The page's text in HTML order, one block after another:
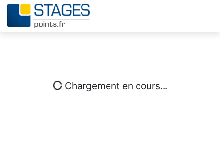
Chargement en cours...